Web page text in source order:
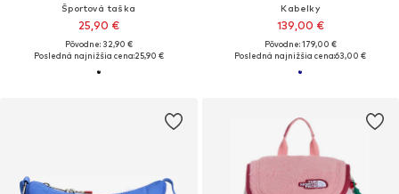
Športová taška
25,90 €
Pôvodne: 32,90 €
Posledná najnižšia cena:25,90 €
Kabelky
139,00 €
Pôvodne: 179,00 €
Posledná najnižšia cena:63,00 €